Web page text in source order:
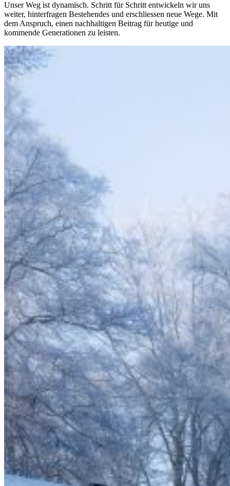
Unser Weg ist dynamisch. Schritt für Schritt entwickeln wir uns
weiter, hinterfragen Bestehendes und erschliessen neue Wege. Mit
dem Anspruch, einen nachhaltigen Beitrag für heutige und
kommende Generationen zu leisten.